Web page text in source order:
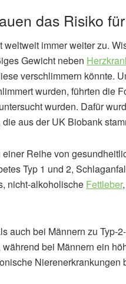
das Risiko
immer weiter zu.
Gewicht neben
verschlimmern könnte.
wurden, führten die
wurden. Dafür
aus der UK Biobank
Reihe von
Typ 1 und 2,
nicht-alkoholische Fettleber
auch bei Männern zu Typ-
bei Männern ein
Nierenerkrankungen